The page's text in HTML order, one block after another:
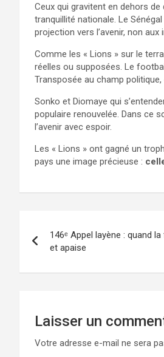
Ceux qui gravitent en dehors
tranquillité nationale. Le
projection vers l’avenir, non
Comme les « Lions » sur le
réelles ou supposées. Le
Transposée au champ politique,
Sonko et Diomaye qui
populaire renouvelée. Dans ce
l’avenir avec espoir.
Les « Lions » ont gagné un
pays une image précieuse :
de
l’article
146ᵉ Appel layène : quand
et apaise
Laisser un
Votre adresse e-mail ne sera